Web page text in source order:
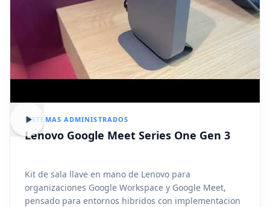
SISTEMAS ADMINISTRADOS
Lenovo Google Meet Series One Gen 3
Kit de sala llave en mano de Lenovo para
organizaciones Google Workspace y Google Meet,
pensado para entornos hibridos con implementacion